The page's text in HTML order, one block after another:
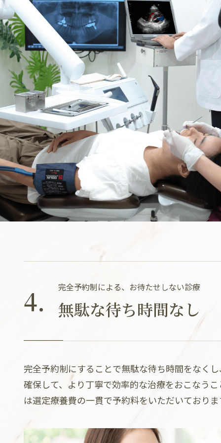
4. 完全予約制による、お待たせしない診療
無駄な待ち時間なし
完全予約制にすることで無駄な待ち時間をなく
確保して、より丁寧で効率的な治療をおこなう
は選定療養費の一貫で予約料をいただいておりま